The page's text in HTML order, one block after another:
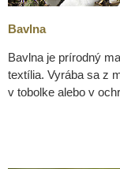
Bavlna
Bavlna je prírodný
textília. Vyrába sa z
v tobolke alebo v